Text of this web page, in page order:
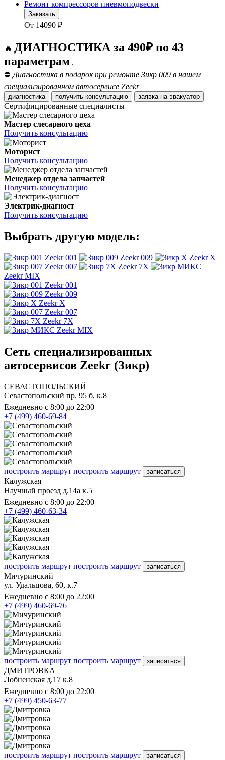
Ремонт компрессоров пневмоподвески
Заказать
От 14090 ₽
🔥 ДИАГНОСТИКА за 490₽ по 43
параметрам .
⛔ Диагностика в подарок при ремонте Зикр 009 в нашем
специализированном автосервисе Zeekr
диагностика получить консультацию заявка на эвакуатор
Сертифицированные специалисты
Мастер слесарного цеха
Получить консультацию
Моторист
Получить консультацию
Менеджер отдела запчастей
Получить консультацию
Электрик-диагност
Получить консультацию
Выбрать другую модель:
Zeekr 001 Zeekr 009
Zeekr X
Zeekr 007
Zeekr 7X
Zeekr MIX
Zeekr 001
Zeekr 009
Zeekr X
Zeekr 007
Zeekr 7X
Zeekr MIX
Сеть специализированных
автосервисов Zeekr (Зикр)
СЕВАСТОПОЛЬСКИЙ
Севастопольский пр. 95 б, к.8
Ежедневно с 8:00 до 22:00
+7 (499) 460-69-84
построить маршрут построить маршрут записаться
Калужская
Научный проезд д.14а к.5
Ежедневно с 8:00 до 22:00
+7 (499) 460-63-34
построить маршрут построить маршрут записаться
Мичуринский
ул. Удальцова, 60, к.7
Ежедневно с 8:00 до 22:00
+7 (499) 460-69-76
построить маршрут построить маршрут записаться
ДМИТРОВКА
Лобненская д.17 к.8
Ежедневно с 8:00 до 22:00
+7 (499) 450-63-77
построить маршрут построить маршрут записаться